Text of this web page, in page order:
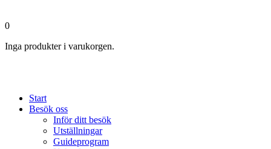
0
Inga produkter i varukorgen.
Start
Besök oss
Inför ditt besök
Utställningar
Guideprogram